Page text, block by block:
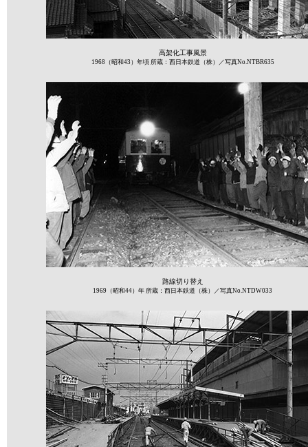
高架化工事風景
1968（昭和43）年頃 所蔵：西日本鉄道（株）／写真No.NTBR635
路線切り替え
1969（昭和44）年 所蔵：西日本鉄道（株）／写真No.NTDW033